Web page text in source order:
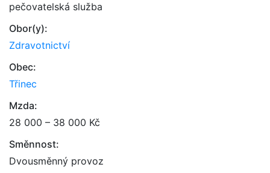
pečovatelská služba
Obor(y):
Zdravotnictví
Obec:
Třinec
Mzda:
28 000 – 38 000 Kč
Směnnost:
Dvousměnný provoz